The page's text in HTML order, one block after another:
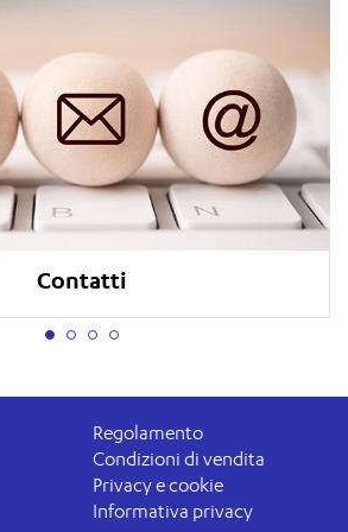
Contatti
Regolamento
Condizioni di vendita
Privacy e cookie
Informativa privacy